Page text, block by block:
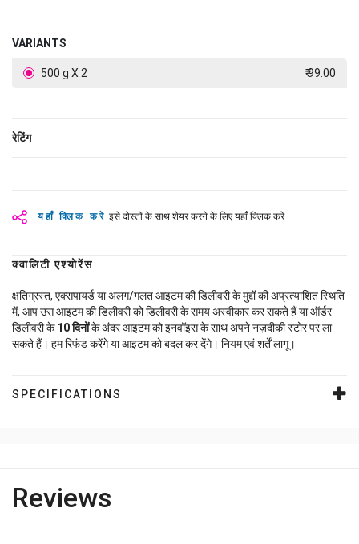
VARIANTS
500 g X 2 ₹ 99.00
रेटिंग
यहाँ क्लिक करें इसे दोस्तों के साथ शेयर करने के लिए यहाँ क्लिक करें
क्वालिटी एश्योरेंस
क्षतिग्रस्त, एक्सपायर्ड या अलग/गलत आइटम की डिलीवरी के मुद्दों की अप्रत्याशित स्थिति
में, आप उस आइटम की डिलीवरी को डिलीवरी के समय अस्वीकार कर सकते हैं या ऑर्डर
डिलीवरी के 10दिनोंके अंदर आइटम को इनवॉइस के साथ अपने नज़दीकी स्टोर पर ला
सकते हैं। हम रिफंड करेंगे या आइटम को बदल कर देंगे। नियम एवं शर्तें लागू।
SPECIFICATIONS
Reviews